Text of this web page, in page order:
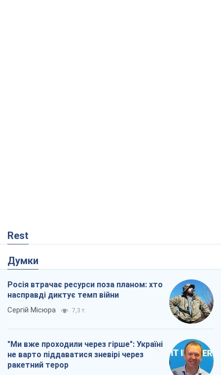
Rest
Думки
Росія втрачає ресурси поза планом: хто
насправді диктує темп війни
Сергій Місюра 7,3 т.
"Ми вже проходили через гірше": Україні
не варто піддаватися зневірі через
ракетний терор